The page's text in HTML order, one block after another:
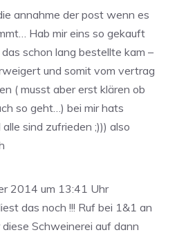
annahme der post wenn es
Hab mir eins so gekauft
schon lang bestellte kam –
und somit vom vertrag
( musst aber erst klären ob
so geht…) bei mir hats
sind zufrieden ;))) also
2014 um 13:41 Uhr
das noch !!! Ruf bei 1&1 an
diese Schweinerei auf dann